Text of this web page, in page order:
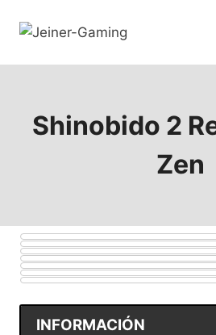
Shinobido 2
Zen
INFORMACIÓN